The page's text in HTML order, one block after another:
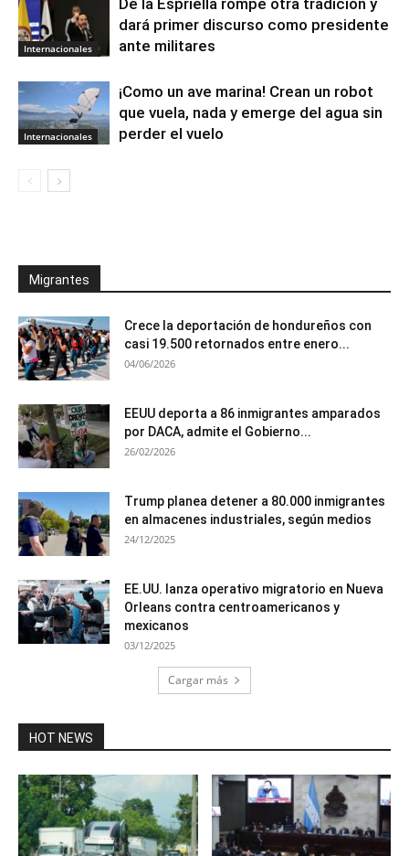
Internacionales
De la Espriella rompe otra tradición y
dará primer discurso como presidente
ante militares
Internacionales
¡Como un ave marina! Crean un robot
que vuela, nada y emerge del agua sin
perder el vuelo
Migrantes
Crece la deportación de hondureños con
casi 19.500 retornados entre enero...
04/06/2026
EEUU deporta a 86 inmigrantes amparados
por DACA, admite el Gobierno...
26/02/2026
Trump planea detener a 80.000 inmigrantes
en almacenes industriales, según medios
24/12/2025
EE.UU. lanza operativo migratorio en Nueva
Orleans contra centroamericanos y
mexicanos
03/12/2025
Cargar más
HOT NEWS